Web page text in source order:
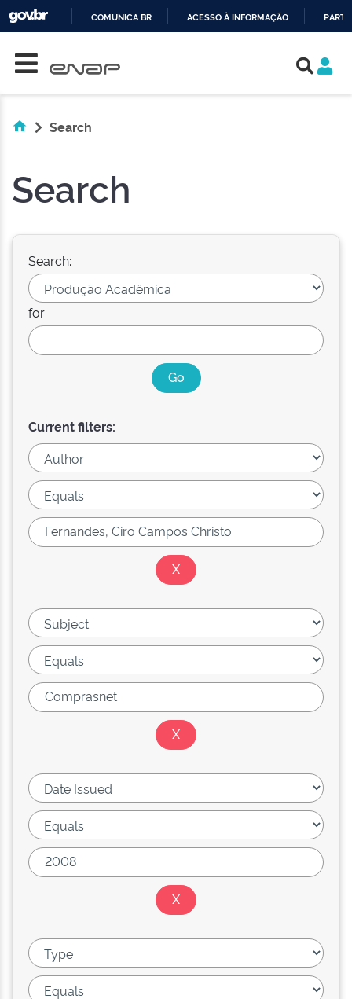
COMUNICA BR ACESSO À INFORMAÇÃO
Search
Search
Search:
for
Current filters: